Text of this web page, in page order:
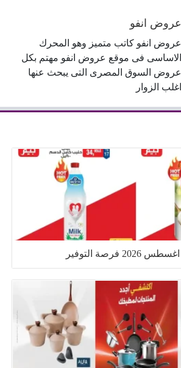
عروض انفو
عروض انفو كاتب متميز وهو المحرك
الاساسى فى موقع عروض انفو مهتم بكل
عروض السوق المصرى التى يبحث عنها
اغلب الزوار